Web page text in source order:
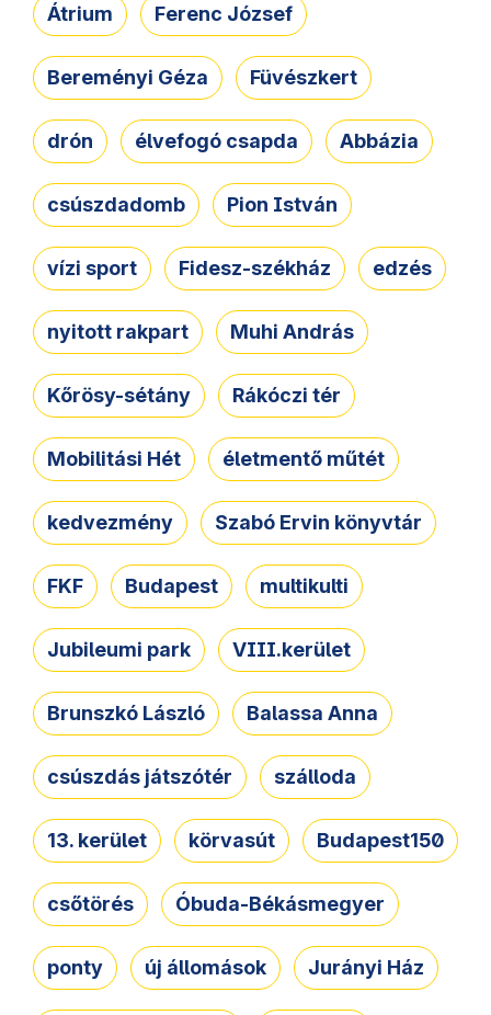
Átrium Ferenc József
Bereményi Géza Füvészkert
drón élvefogó csapda Abbázia
csúszdadomb Pion István
vízi sport Fidesz-székház edzés
nyitott rakpart Muhi András
Kőrösy-sétány Rákóczi tér
Mobilitási Hét életmentő műtét
kedvezmény Szabó Ervin könyvtár
FKF Budapest multikulti
Jubileumi park VIII.kerület
Brunszkó László Balassa Anna
csúszdás játszótér szálloda
13. kerület körvasút Budapest150
csőtörés Óbuda-Békásmegyer
ponty új állomások Jurányi Ház